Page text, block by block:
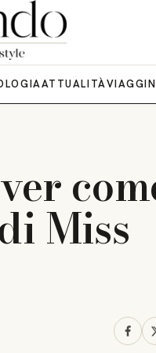
ATTUALITÀVIAGGI
Miss